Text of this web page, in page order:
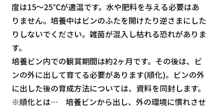
度は15～25℃が適温です。水や肥料を与える必要はあ
りません。培養中はビンのふたを開けたり逆さまにした
りしないでください。雑菌が混入し枯れる恐れがありま
す。
培養ビン内での観賞期間は約2ヶ月です。その後は、ビ
ンの外に出して育てる必要があります(順化)。ビンの外
に出した後の育成方法については、資料を同封します。
※順化とは… 培養ビンから出し、外の環境に慣れさせ